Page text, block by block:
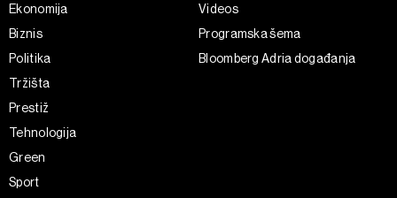
Ekonomija
Biznis
Politika
Tržišta
Prestiž
Tehnologija
Green
Sport
Videos
Programska šema
Bloomberg Adria događanja